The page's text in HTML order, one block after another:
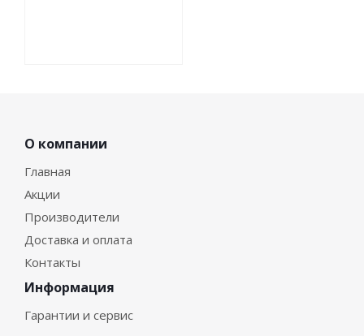
О компании
Главная
Акции
Производители
Доставка и оплата
Контакты
Информация
Гарантии и сервис